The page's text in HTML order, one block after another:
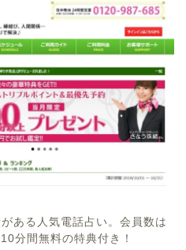
ある人気電話占い。会員数は
分間無料の特典付き！